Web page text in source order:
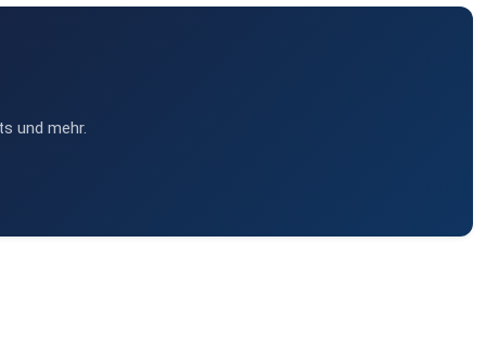
und mehr.